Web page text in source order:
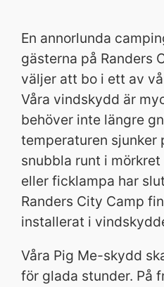
En annorlunda
gästerna på Randers
väljer att bo i ett av
Våra vindskydd är
behöver inte längre
temperaturen sjunker
snubbla runt i
eller ficklampa har
Randers City Camp
installerat i
Våra Pig Me-skydd
för glada stunder. På